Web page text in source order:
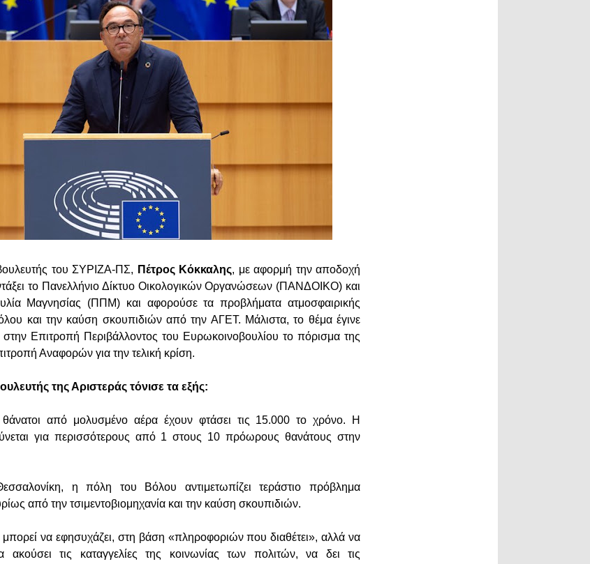
του ΣΥΡΙΖΑ-ΠΣ, Πέτρος Κόκκαλης, με αφορμή την αποδοχή
το Πανελλήνιο Δίκτυο Οικολογικών Οργανώσεων (ΠΑΝΔΟΙΚΟ) και
Μαγνησίας (ΠΠΜ) και αφορούσε τα προβλήματα ατμοσφαιρικής
και την καύση σκουπιδιών από την ΑΓΕΤ. Μάλιστα, το θέμα έγινε
Επιτροπή Περιβάλλοντος του Ευρωκοινοβουλίου το πόρισμα της
Αναφορών για την τελική κρίση.
της Αριστεράς τόνισε τα εξής:
από μολυσμένο αέρα έχουν φτάσει τις 15.000 το χρόνο. Η
για περισσότερους από 1 στους 10 πρόωρους θανάτους στην
η πόλη του Βόλου αντιμετωπίζει τεράστιο πρόβλημα
από την τσιμεντοβιομηχανία και την καύση σκουπιδιών.
να εφησυχάζει, στη βάση «πληροφοριών που διαθέτει», αλλά να
ακούσει τις καταγγελίες της κοινωνίας των πολιτών, να δει τις